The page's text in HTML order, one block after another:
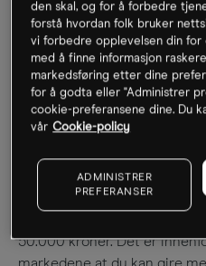
1. Så mye
Hos oss kan du gire mellom
CFDer på aksjer som ligger
ganger giring. Det
50.000 kroner. Det er
den skal, og for å forbedre
forstå hvordan folk bruker
vi forbedre opplevelsen din for
med å finne informasjon
markedsføring etter dine
for å godta eller "Administrer
cookie-preferansene dine. Du
vår Cookie-policy
ADMINISTRER
PREFERANSER